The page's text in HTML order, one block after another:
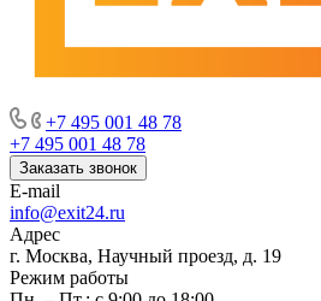
+7 495 001 48 78
+7 495 001 48 78
Заказать звонок
E-mail
info@exit24.ru
Адрес
г. Москва, Научный проезд, д. 19
Режим работы